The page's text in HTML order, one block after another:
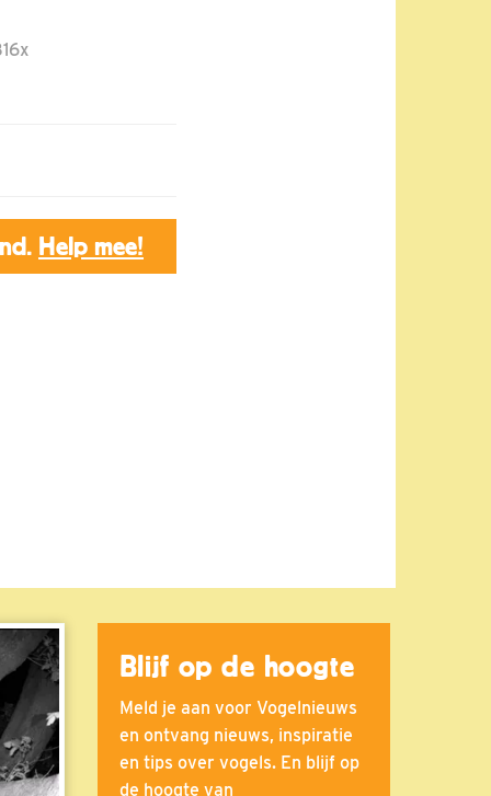
Help mee!
Blijf op de hoogte
Meld je aan voor Vogelnieuws
en ontvang nieuws, inspiratie
en tips over vogels. En blijf op
de hoogte van